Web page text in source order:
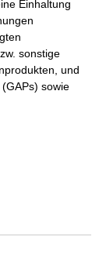
Einhaltung
sonstige
und
sowie